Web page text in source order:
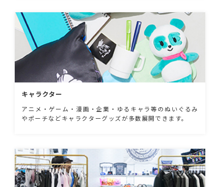
キャラクター
アニメ・ゲーム・漫画・企業・ゆるキャラ等のぬいぐるみ
やポーチなどキャラクターグッズが多数展開できます。